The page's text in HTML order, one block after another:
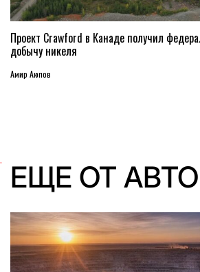
Проект Crawford в Канаде получил
добычу никеля
Амир Аюпов
ЕЩЕ ОТ